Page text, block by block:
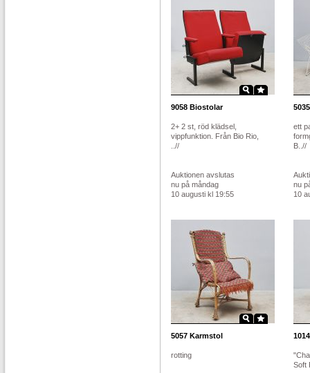
9058 Biostolar
2+ 2 st, röd klädsel,
vippfunktion. Från Bio Rio,
..//
Auktionen avslutas
nu på måndag
10 augusti kl 19:55
5035
ett
B..//
nu
10
5057 Karmstol
rotting
1014
Soft